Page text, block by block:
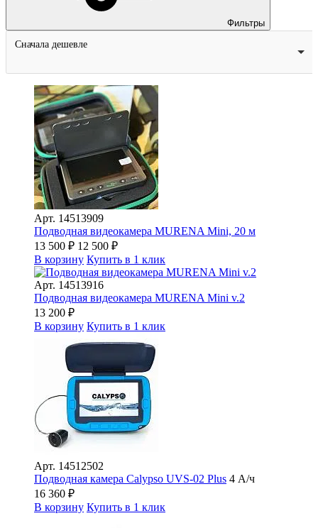
Фильтры
Сначала дешевле
Арт. 14513909
Подводная видеокамера MURENA Mini, 20 м
13 500 ₽ 12 500 ₽
В корзину Купить в 1 клик
Арт. 14513916
Подводная видеокамера MURENA Mini v.2
13 200 ₽
В корзину Купить в 1 клик
Арт. 14512502
Подводная камера Сalypso UVS-02 Plus 4 А/ч
16 360 ₽
В корзину Купить в 1 клик